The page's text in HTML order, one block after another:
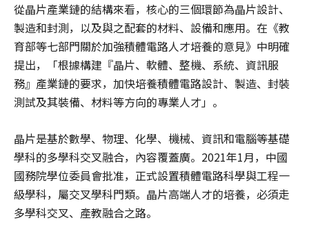
從晶片產業鏈的結構來看，核心的三個環節為晶片設計、
製造和封測，以及與之配套的材料、設備和應用。在《教
育部等七部門關於加強積體電路人才培養的意見》中明確
提出，「根據構建『晶片、軟體、整機、系統、資訊服
務』產業鏈的要求，加快培養積體電路設計、製造、封裝
測試及其裝備、材料等方向的專業人才」。
晶片是基於數學、物理、化學、機械、資訊和電腦等基礎
學科的多學科交叉融合，內容覆蓋廣。2021年1月，中國
國務院學位委員會批准，正式設置積體電路科學與工程一
級學科，屬交叉學科門類。晶片高端人才的培養，必須走
多學科交叉、產教融合之路。